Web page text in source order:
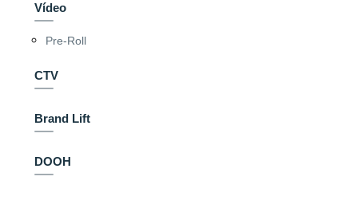
Vídeo
Pre-Roll
CTV
Brand Lift
DOOH